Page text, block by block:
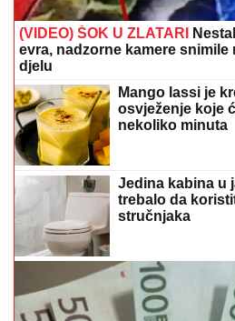
(VIDEO) ŠOK U ZLATARI
evra, nadzorne kamere
djelu
Mango lassi je
osvježenje koje
nekoliko minuta
Jedina kabina u
trebalo da
stručnjaka